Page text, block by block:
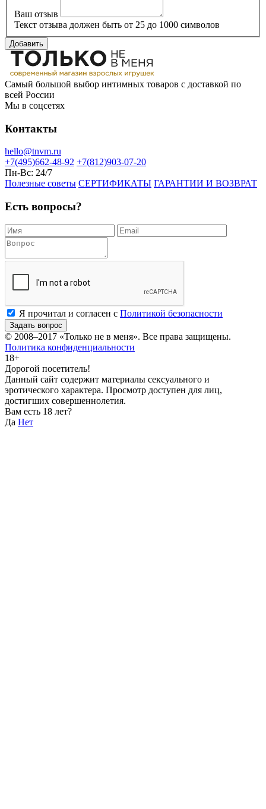
Ваш отзыв
Текст отзыва должен быть от 25 до 1000 символов
Добавить
Самый большой выбор интимных товаров с доставкой по
всей России
Мы в соцсетях
Контакты
hello@tnvm.ru
+7(495)662-48-92 +7(812)903-07-20
Пн-Вс: 24/7
Полезные советы СЕРТИФИКАТЫ ГАРАНТИИ И ВОЗВРАТ
Есть вопросы?
Я прочитал и согласен с Политикой безопасности
Задать вопрос
© 2008–2017 «Только не в меня». Все права защищены.
Политика конфиденциальности
18+
Дорогой посетитель!
Данный сайт содержит материалы сексуального и
эротического характера. Просмотр доступен для лиц,
достигших совершеннолетия.
Вам есть 18 лет?
Да Нет